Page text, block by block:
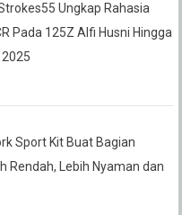
Ungkap Rahasia
Pada 125Z Alfi Husni Hingga
Sport Kit Buat Bagian
Rendah, Lebih Nyaman dan